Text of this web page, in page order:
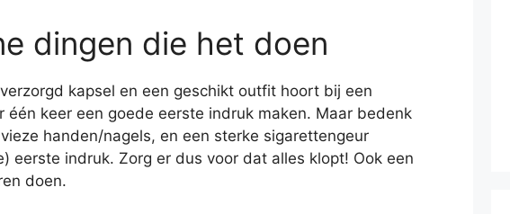
dingen die het doen
kapsel en een geschikt outfit hoort bij een
één keer een goede eerste indruk maken. Maar bedenk
handen/nagels, en een sterke sigarettengeur
eerste indruk. Zorg er dus voor dat alles klopt! Ook een
doen.